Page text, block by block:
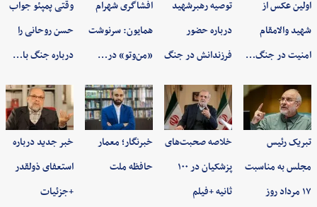
اولین عکس از
شهید والامقام
امنیت در جنگ…
توصیه رهبرشهید
درباره حضور
فرزندانش در جنگ
افشاگری شهرام
همایون: سرنوشت
«من‌وتو» در…
وقتی پمپئو جواب
حسن روحانی را
درباره جنگ با…
تبریک رئیس
مجلس به مناسبت
۱۷ مرداد روز
خلاصه صحبت‌های
پزشکیان در ۱۰۰
ثانیه +فیلم
خبرنگار؛ معمار
حافظه ملت
خبر جدید درباره
استعفای ذولقدر
+جزئیات